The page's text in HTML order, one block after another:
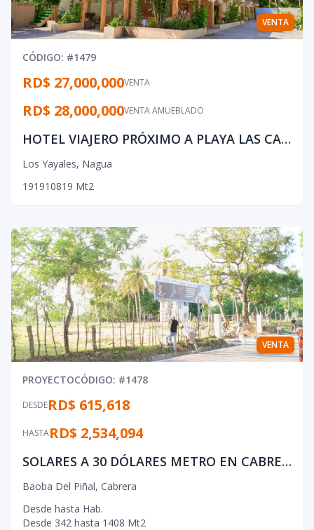
VENTA
CÓDIGO: #1479
VENTA
RD$ 27,000,000
VENTA AMUEBLADO
RD$ 28,000,000
HOTEL VIAJERO PRÓXIMO A PLAYA LAS CAYENAS
Los Yayales, Nagua
191910819 Mt2
VENTA
PROYECTOCÓDIGO: #1478
DESDERD$ 615,618
HASTARD$ 2,534,094
SOLARES A 30 DÓLARES METRO EN CABRERA
Baoba Del Piñal, Cabrera
Desde hasta Hab.
Desde 342 hasta 1408 Mt2